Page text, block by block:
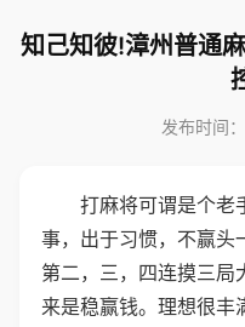
知己知彼!漳州普通
发布时间
打麻将可谓是个老
事，出于习惯，不赢头
第二，三，四连摸三局
来是稳赢钱。理想很丰